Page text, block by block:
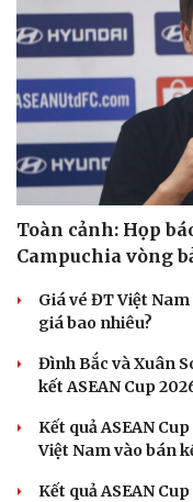
Toàn cảnh: Họp
Campuchia vòng
Giá vé ĐT Việt
giá bao nhiêu?
Đình Bắc và Xuân
kết ASEAN Cup
Kết quả ASEAN
Việt Nam vào bán
Kết quả ASEAN